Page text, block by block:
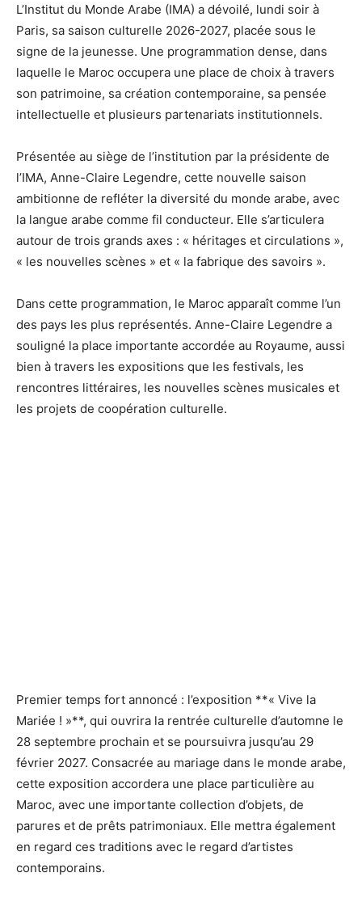
L’Institut du Monde Arabe (IMA) a dévoilé, lundi soir à
Paris, sa saison culturelle 2026-2027, placée sous le
signe de la jeunesse. Une programmation dense, dans
laquelle le Maroc occupera une place de choix à travers
son patrimoine, sa création contemporaine, sa pensée
intellectuelle et plusieurs partenariats institutionnels.
Présentée au siège de l’institution par la présidente de
l’IMA, Anne-Claire Legendre, cette nouvelle saison
ambitionne de refléter la diversité du monde arabe, avec
la langue arabe comme fil conducteur. Elle s’articulera
autour de trois grands axes : « héritages et circulations »,
« les nouvelles scènes » et « la fabrique des savoirs ».
Dans cette programmation, le Maroc apparaît comme l’un
des pays les plus représentés. Anne-Claire Legendre a
souligné la place importante accordée au Royaume, aussi
bien à travers les expositions que les festivals, les
rencontres littéraires, les nouvelles scènes musicales et
les projets de coopération culturelle.
Premier temps fort annoncé : l’exposition **« Vive la
Mariée ! »**, qui ouvrira la rentrée culturelle d’automne le
28 septembre prochain et se poursuivra jusqu’au 29
février 2027. Consacrée au mariage dans le monde arabe,
cette exposition accordera une place particulière au
Maroc, avec une importante collection d’objets, de
parures et de prêts patrimoniaux. Elle mettra également
en regard ces traditions avec le regard d’artistes
contemporains.